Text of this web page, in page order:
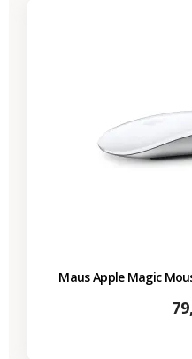
Maus Apple Magic